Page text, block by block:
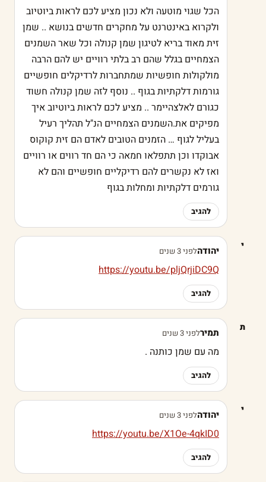
הכל שגוי מוטעה ולא נכון מציע לכם לראות ביוטיוב
ולקרוא באינטרנט על מחקרים חדשים בנושא .. שמן
זית מאוד בריא לטיגון שמן קנולה וכל שאר השמנים
הצמחיים בגלל שהם רב בלתי רוויים יש להם הרבה
מולקולות חופשיות שמתחברות לרדיקלים חופשיים
גורמות דלקתיות בגוף .. נוסף לזה שמן קנולה חשוד
כגורם לאלצהיימר .. מציע לכם לראות ביוטיוב איך
מפיקים את.השמנים הצמחיים הנ"ל תהליך רעיל
בעליל לגוף … הזמנים הטובים לאדם הם זית קוקוס
אבוקדו וכן תתפלאו חמאה כי הם חד רווים או רוויים
ואז לא נקשרים להם רדיקליים חופשיים והם לא
גורמים דלקתיות ומחלות בגוף
להגיב
י יהודהלפני 3 שנים
https://youtu.be/pljQrjiDC9Q
להגיב
ת תמירלפני 3 שנים
מה עם שמן כותנה .
להגיב
י יהודהלפני 3 שנים
https://youtu.be/X1Oe-4qkID0
להגיב